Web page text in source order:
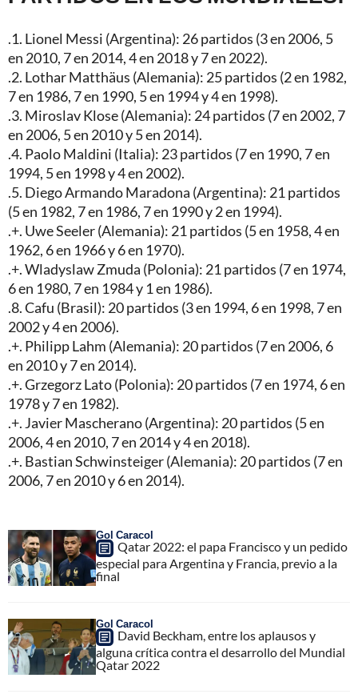
.1. Lionel Messi (Argentina): 26 partidos (3 en 2006, 5
en 2010, 7 en 2014, 4 en 2018 y 7 en 2022).
.2. Lothar Matthäus (Alemania): 25 partidos (2 en 1982,
7 en 1986, 7 en 1990, 5 en 1994 y 4 en 1998).
.3. Miroslav Klose (Alemania): 24 partidos (7 en 2002, 7
en 2006, 5 en 2010 y 5 en 2014).
.4. Paolo Maldini (Italia): 23 partidos (7 en 1990, 7 en
1994, 5 en 1998 y 4 en 2002).
.5. Diego Armando Maradona (Argentina): 21 partidos
(5 en 1982, 7 en 1986, 7 en 1990 y 2 en 1994).
.+. Uwe Seeler (Alemania): 21 partidos (5 en 1958, 4 en
1962, 6 en 1966 y 6 en 1970).
.+. Wladyslaw Zmuda (Polonia): 21 partidos (7 en 1974,
6 en 1980, 7 en 1984 y 1 en 1986).
.8. Cafu (Brasil): 20 partidos (3 en 1994, 6 en 1998, 7 en
2002 y 4 en 2006).
.+. Philipp Lahm (Alemania): 20 partidos (7 en 2006, 6
en 2010 y 7 en 2014).
.+. Grzegorz Lato (Polonia): 20 partidos (7 en 1974, 6 en
1978 y 7 en 1982).
.+. Javier Mascherano (Argentina): 20 partidos (5 en
2006, 4 en 2010, 7 en 2014 y 4 en 2018).
.+. Bastian Schwinsteiger (Alemania): 20 partidos (7 en
2006, 7 en 2010 y 6 en 2014).
Gol Caracol
Qatar 2022: el papa Francisco y un pedido
especial para Argentina y Francia, previo a la
final
Gol Caracol
David Beckham, entre los aplausos y
alguna crítica contra el desarrollo del Mundial
Qatar 2022